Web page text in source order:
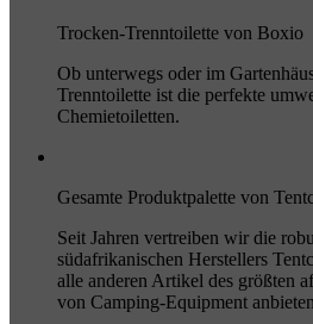
Trocken-Trenntoilette von Boxio
Ob unterwegs oder im
Trenntoilette ist die perfekte
Chemietoiletten.
Gesamte Produktpalette von
Seit Jahren vertreiben wir die
südafrikanischen Herstellers
alle anderen Artikel des größten
von Camping-Equipment